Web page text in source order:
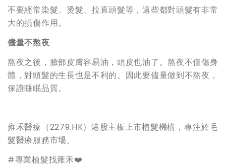
不要經常染髮、燙髮、拉直頭髮等，這些都對頭髮有非常
大的損傷作用。
儘量不熬夜
熬夜之後，臉部皮膚容易油，頭皮也油了。熬夜不僅傷身
體，對頭髮的生長也是不利的。因此要儘量做到不熬夜，
保證睡眠品質。
雍禾醫療（2279.HK）港股主板上市植髮機構，專注於毛
髮醫療服務市場。
#專業植髮找雍禾❤️